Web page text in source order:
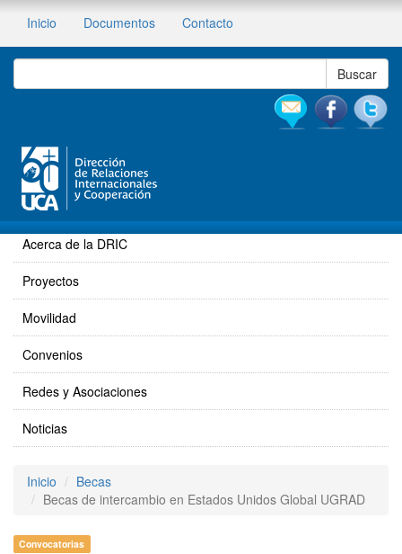
Inicio Documentos Contacto
Acerca de la DRIC
Proyectos
Movilidad
Convenios
Redes y Asociaciones
Noticias
Inicio
Becas
Becas de intercambio en Estados Unidos Global UGRAD
Convocatorias